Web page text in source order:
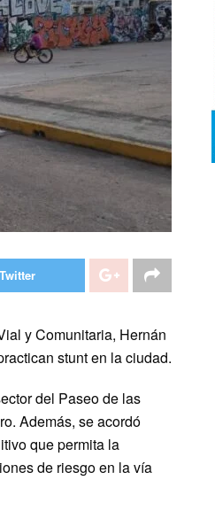
y Comunitaria, Hernán
stunt en la ciudad.
del Paseo de las
Además, se acordó
que permita la
de riesgo en la vía